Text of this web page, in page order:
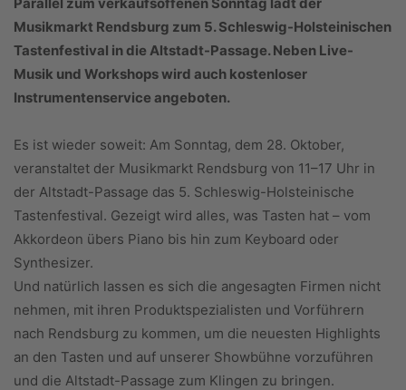
Musikmarkt Rendsburg zum 5. Schleswig-Holsteinischen
Tastenfestival in die Altstadt-Passage. Neben Live-
Musik und Workshops wird auch kostenloser
Instrumentenservice angeboten.
Es ist wieder soweit: Am Sonntag, dem 28. Oktober,
veranstaltet der Musikmarkt Rendsburg von 11–17 Uhr in
der Altstadt-Passage das 5. Schleswig-Holsteinische
Tastenfestival. Gezeigt wird alles, was Tasten hat – vom
Akkordeon übers Piano bis hin zum Keyboard oder
Synthesizer.
Und natürlich lassen es sich die angesagten Firmen nicht
nehmen, mit ihren Produktspezialisten und Vorführern
nach Rendsburg zu kommen, um die neuesten Highlights
an den Tasten und auf unserer Showbühne vorzuführen
und die Altstadt-Passage zum Klingen zu bringen.